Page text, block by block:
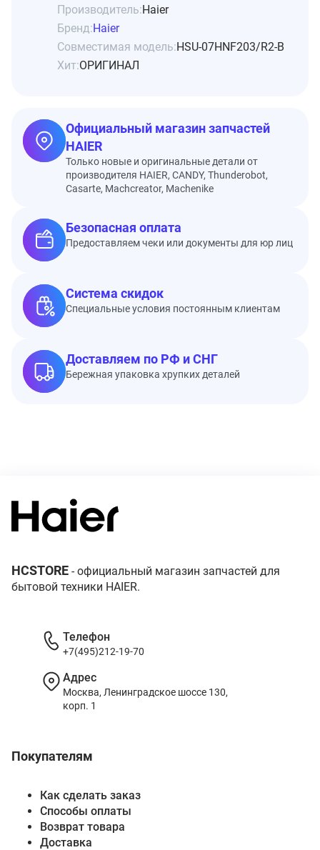
Производитель:Haier
Бренд:Haier
Совместимая модель:HSU-07HNF203/R2-B
Хит:ОРИГИНАЛ
Официальный магазин запчастей
HAIER
Только новые и оригинальные детали от
производителя HAIER, CANDY, Thunderobot,
Casarte, Machcreator, Machenike
Безопасная оплата
Предоставляем чеки или документы для юр лиц
Система скидок
Специальные условия постоянным клиентам
Доставляем по РФ и СНГ
Бережная упаковка хрупких деталей
HCSTORE - официальный магазин запчастей для
бытовой техники HAIER.
Покупателям
Как сделать заказ
Способы оплаты
Возврат товара
Доставка
Телефон
+7(495)212-19-70
Адрес
Москва, Ленинградское шоссе 130,
корп. 1